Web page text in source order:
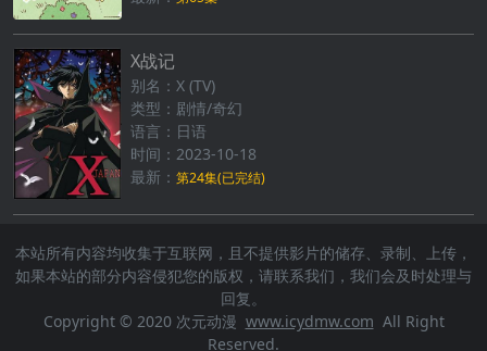
X战记
别名：X (TV)
类型：剧情/奇幻
语言：日语
时间：2023-10-18
最新： 第24集(已完结)
本站所有内容均收集于互联网，且不提供影片的储存、录制、上传，
如果本站的部分内容侵犯您的版权，请联系我们，我们会及时处理与
回复。
Copyright © 2020 次元动漫 www.icydmw.com All Right
Reserved.